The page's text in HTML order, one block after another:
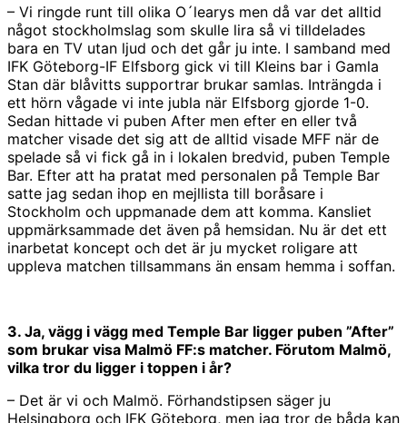
– Vi ringde runt till olika O´learys men då var det alltid
något stockholmslag som skulle lira så vi tilldelades
bara en TV utan ljud och det går ju inte. I samband med
IFK Göteborg-IF Elfsborg gick vi till Kleins bar i Gamla
Stan där blåvitts supportrar brukar samlas. Inträngda i
ett hörn vågade vi inte jubla när Elfsborg gjorde 1-0.
Sedan hittade vi puben After men efter en eller två
matcher visade det sig att de alltid visade MFF när de
spelade så vi fick gå in i lokalen bredvid, puben Temple
Bar. Efter att ha pratat med personalen på Temple Bar
satte jag sedan ihop en mejllista till boråsare i
Stockholm och uppmanade dem att komma. Kansliet
uppmärksammade det även på hemsidan. Nu är det ett
inarbetat koncept och det är ju mycket roligare att
uppleva matchen tillsammans än ensam hemma i soffan.
3. Ja, vägg i vägg med Temple Bar ligger puben ”After”
som brukar visa Malmö FF:s matcher. Förutom Malmö,
vilka tror du ligger i toppen i år?
– Det är vi och Malmö. Förhandstipsen säger ju
Helsingborg och IFK Göteborg, men jag tror de båda kan